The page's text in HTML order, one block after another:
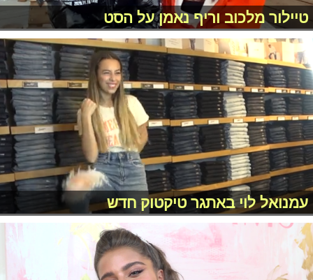
טיילור מלכוב וריף נאמן על הסט
עמנואל לוי באתגר טיקטוק חדש